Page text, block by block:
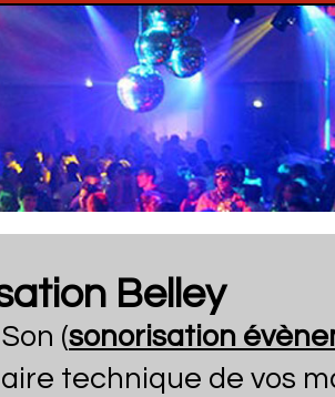
Belley
(sonorisation
technique de vos